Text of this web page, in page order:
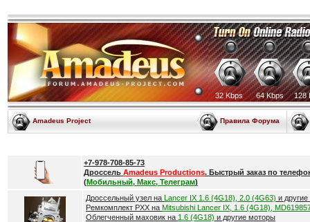
32 Kbps 64 Kbps 128
Amadeus Project Правила Форума
+7-978-708-85-73
Дроссель Amadeus Productions. Быстрый заказ по
(Мобильный, Макс, Телеграм)
Дроссельный узел на Lancer IX 1.6 (4G18), 2.0 (4G63) и
Ремкомплект РХХ на Mitsubishi Lancer IX, 1.6 (4G18),
Облегченный маховик на 1.6 (4G18) и другие моторы